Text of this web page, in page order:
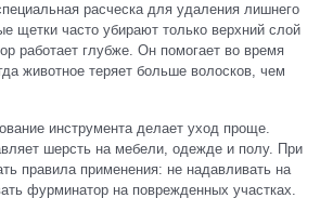
расческа для удаления лишнего
щетки часто убирают только верхний слой
работает глубже. Он помогает во время
животное теряет больше волосков, чем
инструмента делает уход проще.
шерсть на мебели, одежде и полу. При
правила применения: не надавливать на
фурминатор на поврежденных участках.